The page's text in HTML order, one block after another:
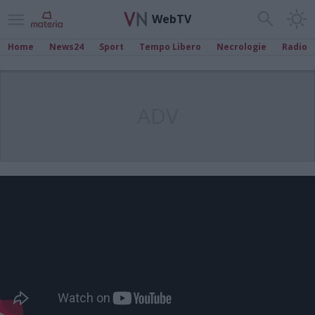
WebTV
Home News24 Sport Tempo Libero Necrologie Radio